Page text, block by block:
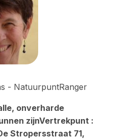
- NatuurpuntRanger
onverharde
zijnVertrekpunt :
Stropersstraat 71,